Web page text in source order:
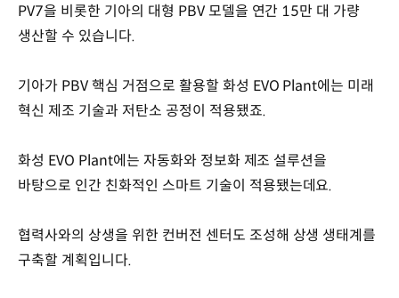
PV7을 비롯한 기아의 대형 PBV 모델을 연간 15만 대 가량
생산할 수 있습니다.
기아가 PBV 핵심 거점으로 활용할 화성 EVO Plant에는 미래
혁신 제조 기술과 저탄소 공정이 적용됐죠.
화성 EVO Plant에는 자동화와 정보화 제조 설루션을
바탕으로 인간 친화적인 스마트 기술이 적용됐는데요.
협력사와의 상생을 위한 컨버전 센터도 조성해 상생 생태계를
구축할 계획입니다.